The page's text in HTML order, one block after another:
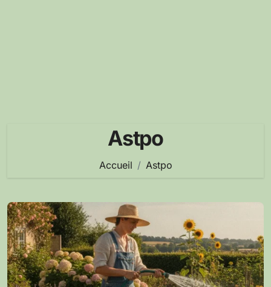
Astpo
Accueil Astpo